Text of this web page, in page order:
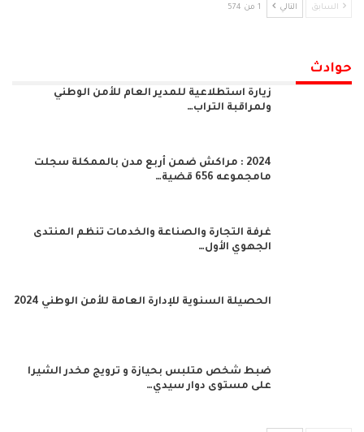
السابق التالي 1 من 574
حوادث
زيارة استطلاعية للمدير العام للأمن الوطني
ولمراقبة التراب…
2024 : مراكش ضمن أربع مدن بالممكلة سجلت
مامجموعه 656 قضية…
غرفة التجارة والصناعة والخدمات تنظم المنتدى
الجهوي الأول…
الحصيلة السنوية للإدارة العامة للأمن الوطني 2024
ضبط شخص متلبس بحيازة و ترويج مخدر الشيرا
على مستوى دوار سيدي…